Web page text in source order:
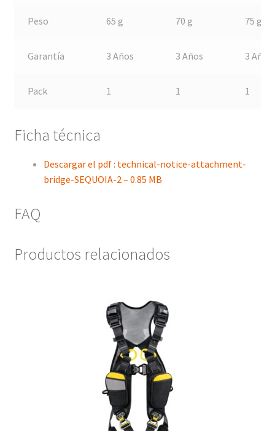
Peso 65 g 70 g 75 g
Garantía 3 Años 3 Años 3 Años
Pack 1 1 1
Ficha técnica
Descargar el pdf : technical-notice-attachment-
bridge-SEQUOIA-2 – 0.85 MB
FAQ
Productos relacionados